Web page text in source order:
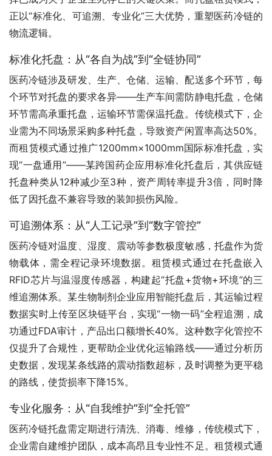
正以“标准化、可追溯、专业化”三大优势，重塑医药冷链的
物流逻辑。
标准化托盘：从“各自为战”到“全链协同”
医药冷链涉及研发、生产、仓储、运输、配送多个环节，每
个环节对托盘的要求各异——生产车间需防静电托盘，仓储
环节需高承重托盘，运输环节需保温托盘。传统模式下，企
业需为不同场景采购多种托盘，导致资产闲置率高达50%。
而租赁模式通过推广1200mm×1000mm国际标准托盘，实
现“一盘通用”——某跨国药企应用标准化托盘后，其供应链
托盘种类从12种减少至3种，资产周转率提升3倍，同时降
低了因托盘不兼容导致的装卸损伤风险。
可追溯体系：从“人工记录”到“数字管控”
医药冷链对温度、湿度、震动等参数极度敏感，托盘作为货
物载体，需全程记录环境数据。租赁模式通过在托盘嵌入
RFID芯片与温湿度传感器，构建起“托盘+货物+环境”的三
维追溯体系。某生物制剂企业应用智能托盘后，其运输过程
数据实时上传至区块链平台，实现“一物一码”全程追溯，成
功通过FDA审计，产品出口额增长40%。这种数字化管控不
仅提升了合规性，更帮助企业优化运输路线——通过分析历
史数据，发现某条线路的震动指数超标，及时调整为更平稳
的路线，使货损率下降15%。
专业化服务：从“自我维护”到“全托管”
医药冷链托盘需定期进行清洗、消毒、维修，传统模式下，
企业需自建维护团队，成本高昂且专业性不足。租赁模式通